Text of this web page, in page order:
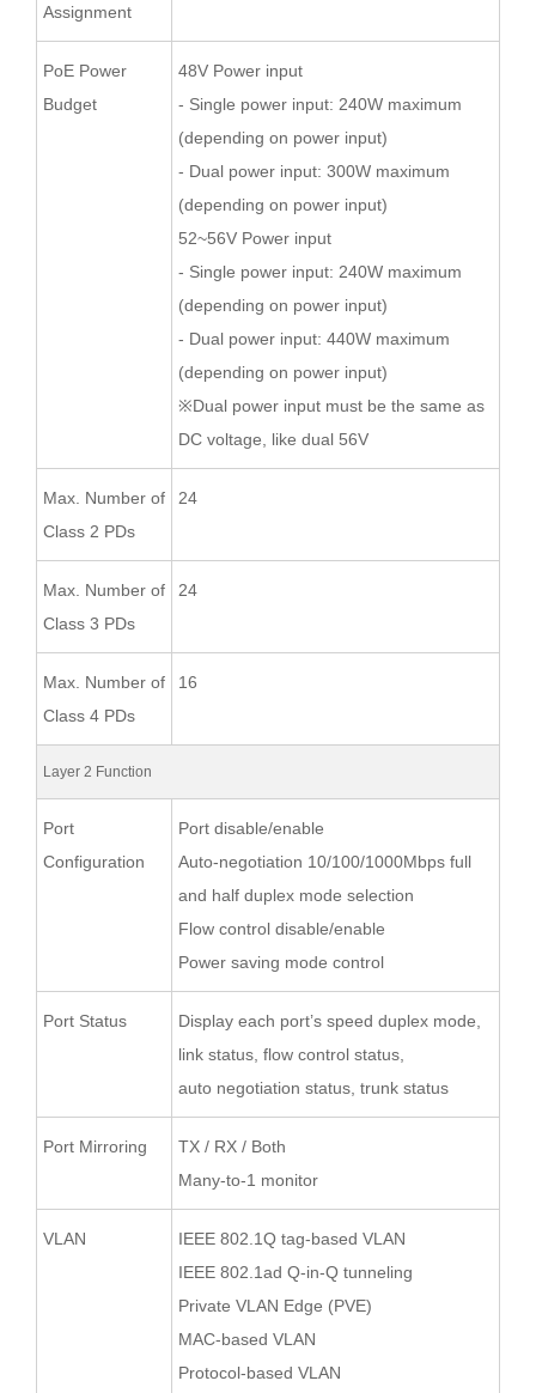
Assignment
PoE Power
Budget
48V Power input
- Single power input: 240W maximum
(depending on power input)
- Dual power input: 300W maximum
(depending on power input)
52~56V Power input
- Single power input: 240W maximum
(depending on power input)
- Dual power input: 440W maximum
(depending on power input)
※Dual power input must be the same as
DC voltage, like dual 56V
Max. Number of
Class 2 PDs
24
Max. Number of
Class 3 PDs
24
Max. Number of
Class 4 PDs
16
Layer 2 Function
Port
Configuration
Port disable/enable
Auto-negotiation 10/100/1000Mbps full
and half duplex mode selection
Flow control disable/enable
Power saving mode control
Port Status
Display each port’s speed duplex mode,
link status, flow control status,
auto negotiation status, trunk status
Port Mirroring
TX / RX / Both
Many-to-1 monitor
VLAN
IEEE 802.1Q tag-based VLAN
IEEE 802.1ad Q-in-Q tunneling
Private VLAN Edge (PVE)
MAC-based VLAN
Protocol-based VLAN